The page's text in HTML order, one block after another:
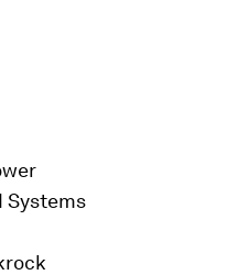
Systems